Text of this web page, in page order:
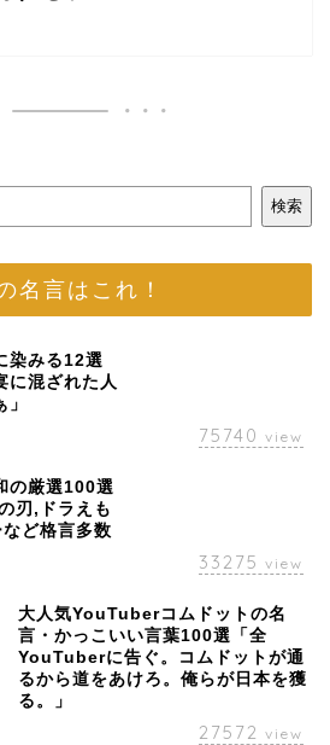
検索
名言はこれ！
染みる12選
に混ざれた人
75740 view
の厳選100選
刃,ドラえも
ど格言多数
33275 view
大人気YouTuberコムドットの名
言・かっこいい言葉100選「全
YouTuberに告ぐ。コムドットが通
るから道をあけろ。俺らが日本を獲
る。」
27572 view